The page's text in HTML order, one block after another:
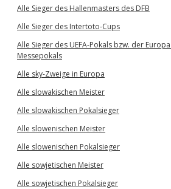
Alle Sieger des Hallenmasters des DFB
Alle Sieger des Intertoto-Cups
Alle Sieger des UEFA-Pokals bzw. der
Messepokals
Alle sky-Zweige in Europa
Alle slowakischen Meister
Alle slowakischen Pokalsieger
Alle slowenischen Meister
Alle slowenischen Pokalsieger
Alle sowjetischen Meister
Alle sowjetischen Pokalsieger